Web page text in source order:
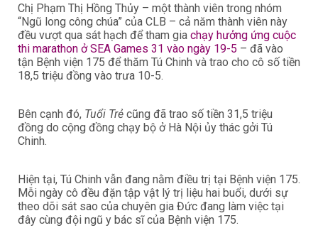
Chị Phạm Thị Hồng Thủy – một thành viên trong nhóm
“Ngũ long công chúa” của CLB – cả năm thành viên này
đều vượt qua sát hạch để tham gia chạy hưởng ứng cuộc
thi marathon ở SEA Games 31 vào ngày 19-5 – đã vào
tận Bệnh viện 175 để thăm Tú Chinh và trao cho cô số tiền
18,5 triệu đồng vào trưa 10-5.
Bên cạnh đó, Tuổi Trẻ cũng đã trao số tiền 31,5 triệu
đồng do cộng đồng chạy bộ ở Hà Nội ủy thác gởi Tú
Chinh.
Hiện tại, Tú Chinh vẫn đang nằm điều trị tại Bệnh viện 175.
Mỗi ngày cô đều đặn tập vật lý trị liệu hai buổi, dưới sự
theo dõi sát sao của chuyên gia Đức đang làm việc tại
đây cùng đội ngũ y bác sĩ của Bệnh viện 175.